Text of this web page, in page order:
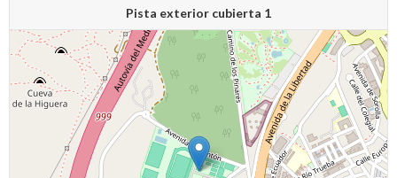
Pista exterior cubierta 1